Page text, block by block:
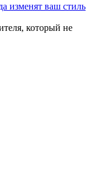
изменят ваш стиль
который не